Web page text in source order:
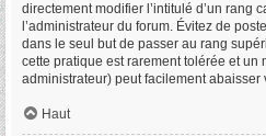
directement modifier l’intitulé d’un rang
l’administrateur du forum. Évitez de
dans le seul but de passer au rang
cette pratique est rarement tolérée et un
administrateur) peut facilement abaisser
Haut